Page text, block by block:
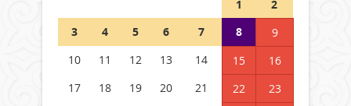
1
2
3
4 5 6 7 8
9
10
11 12 13 14 15
16
17
18 19 20 21 22
23